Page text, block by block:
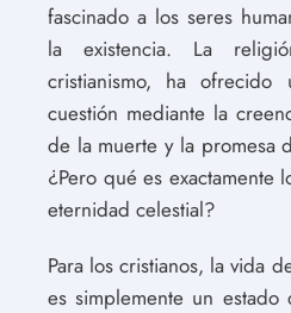
fascinado a los seres
la existencia. La
cristianismo, ha ofrecido
cuestión mediante la
de la muerte y la promesa
¿Pero qué es exactamente
eternidad celestial?
Para los cristianos, la vida
es simplemente un estado